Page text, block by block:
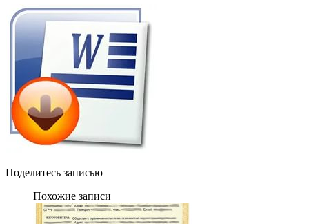
Поделитесь записью
Похожие записи